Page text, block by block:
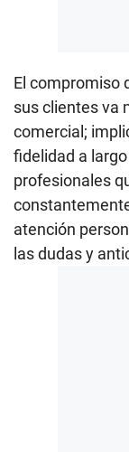
El compromiso
sus clientes va
comercial;
fidelidad a
profesionales
atención
las dudas y